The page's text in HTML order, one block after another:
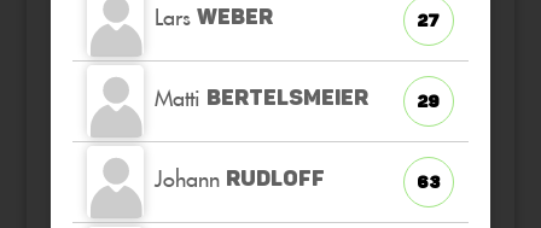
Lars WEBER 27
Matti BERTELSMEIER 29
Johann RUDLOFF 63